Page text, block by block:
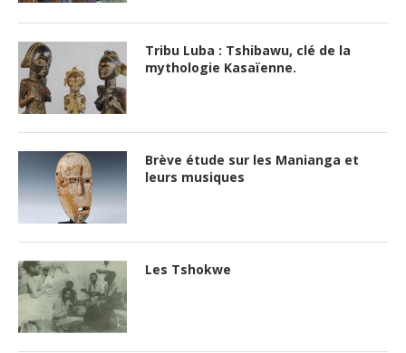
Tribu Luba : Tshibawu, clé de la
mythologie Kasaïenne.
Brève étude sur les Manianga et
leurs musiques
Les Tshokwe